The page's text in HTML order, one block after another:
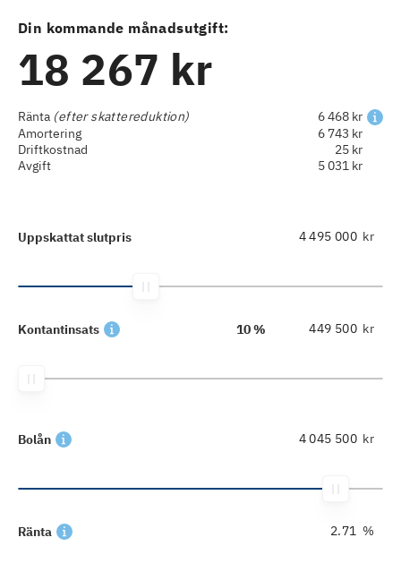
Din kommande månadsutgift:
18 267 kr
Ränta (efter skattereduktion)
6 468 kr
Amortering
6 743 kr
Driftkostnad
25 kr
Avgift
5 031 kr
Uppskattat slutpris kr
Kontantinsats 10 % kr
Bolån kr
Ränta %